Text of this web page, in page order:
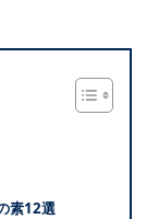
素12選